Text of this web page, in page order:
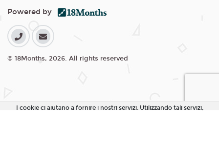
Powered by
© 18Months, 2026. All rights reserved
I cookie ci aiutano a fornire i nostri servizi. Utilizzando tali servizi,